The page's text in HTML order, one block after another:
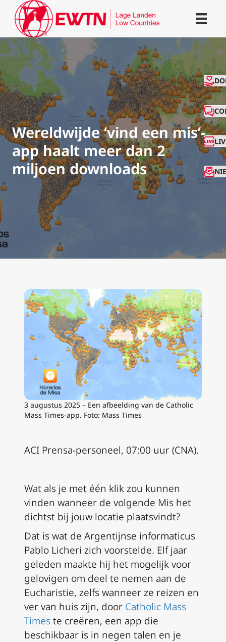
Wereldwijde ‘vind een mis’-
app haalt meer dan 2
miljoen downloads
3 augustus 2025 – Een afbeelding van de Catholic
Mass Times-app. Foto: Mass Times
ACI Prensa-personeel, 07:00 uur (CNA).
Wat als je met één klik zou kunnen
vinden wanneer de volgende Mis het
dichtst bij jouw locatie plaatsvindt?
Dat is wat de Argentijnse informaticus
Pablo Licheri zich voorstelde. Elf jaar
geleden maakte hij het mogelijk voor
gelovigen om deel te nemen aan de
Eucharistie, zelfs wanneer ze reizen en
ver van huis zijn, door Catholic Mass
Times te creëren, een app die
beschikbaar is in negen talen en je